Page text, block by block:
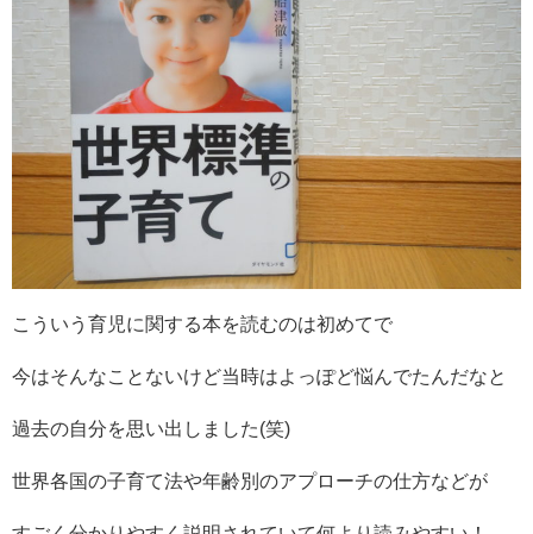
こういう育児に関する本を読むのは初めてで
今はそんなことないけど当時はよっぽど悩んでたんだなと
過去の自分を思い出しました(笑)
世界各国の子育て法や年齢別のアプローチの仕方などが